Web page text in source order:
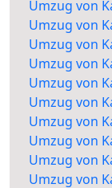
Umzug von
Umzug von
Umzug von
Umzug von
Umzug von
Umzug von
Umzug von
Umzug von
Umzug von
Umzug von